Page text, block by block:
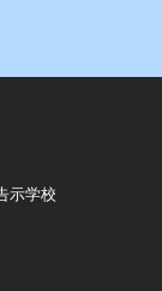
示学校